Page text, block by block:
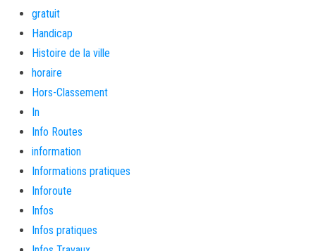
gratuit
Handicap
Histoire de la ville
horaire
Hors-Classement
In
Info Routes
information
Informations pratiques
Inforoute
Infos
Infos pratiques